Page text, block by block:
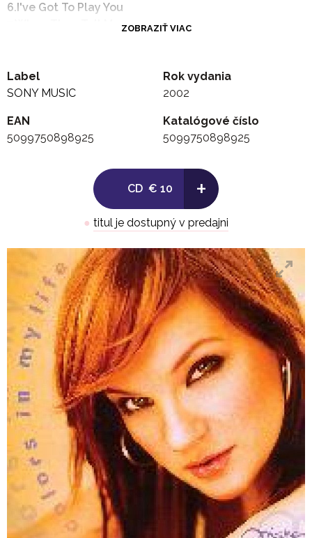
6.I've Got To Play You
7.When They Tell Me...
10.Words
11.Colors In My Life
13.So Much Trouble
14.One More Track
ZOBRAZIŤ VIAC
Label
SONY MUSIC
Rok vydania
2002
EAN
5099750898925
Katalógové číslo
5099750898925
CD € 10 +
● titul je dostupný v predajni